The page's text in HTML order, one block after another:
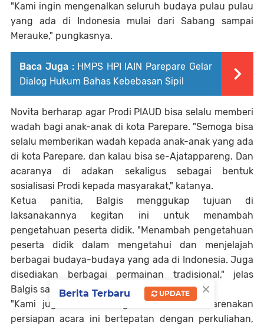
"Kami ingin mengenalkan seluruh budaya pulau pulau
yang ada di Indonesia mulai dari Sabang sampai
Merauke," pungkasnya.
Baca Juga : HMPS HPI IAIN Parepare Gelar
Dialog Hukum Bahas Kebebasan Sipil
Novita berharap agar Prodi PIAUD bisa selalu memberi
wadah bagi anak-anak di kota Parepare. "Semoga bisa
selalu memberikan wadah kepada anak-anak yang ada
di kota Parepare, dan kalau bisa se-Ajatappareng. Dan
acaranya di adakan sekaligus sebagai bentuk
sosialisasi Prodi kepada masyarakat," katanya.
Ketua panitia, Balgis menggukap tujuan di
laksanakannya kegitan ini untuk menambah
pengetahuan peserta didik. "Menambah pengetahuan
peserta didik dalam mengetahui dan menjelajah
berbagai budaya-budaya yang ada di Indonesia. Juga
disediakan berbagai permainan tradisional," jelas
Balgis saat diwawancarai.
"Kami juga sedikit mengalami kendala dikarenakan
persiapan acara ini bertepatan dengan perkuliahan,
×
Berita Terbaru UPDATE